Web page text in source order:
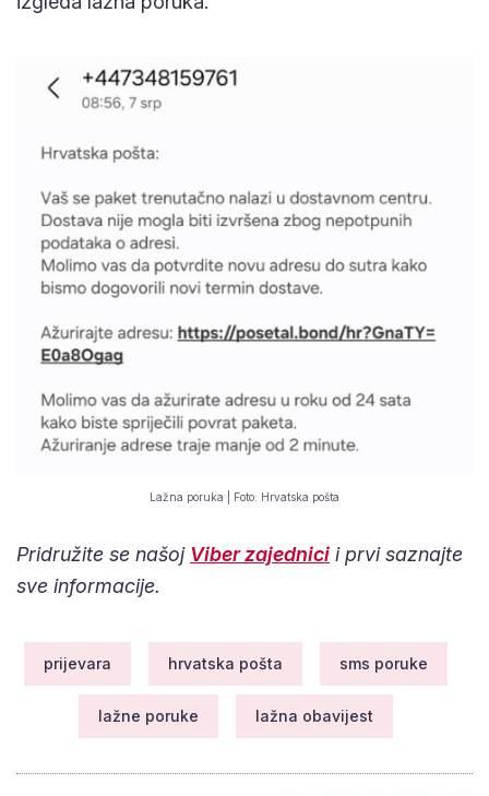
Lažna poruka | Foto: Hrvatska pošta
Pridružite se našoj Viber zajednici i prvi saznajte
sve informacije.
prijevara hrvatska pošta sms poruke
lažne poruke lažna obavijest